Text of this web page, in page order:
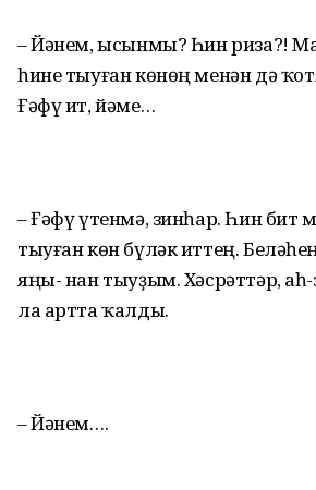
– Йәнем, ысынмы? Һин риза?!
һине тыуған көнөң менән дә
Ғәфү ит, йәме…
– Ғәфү үтенмә, зинһар. Һин бит
тыуған көн бүләк иттең.
яңы- нан тыуҙым. Хәсрәттәр,
ла артта ҡалды.
– Йәнем….